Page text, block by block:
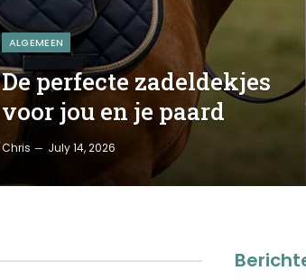
ALGEMEEN
De perfecte zadeldekjes
voor jou en je paard
Chris July 14, 2026